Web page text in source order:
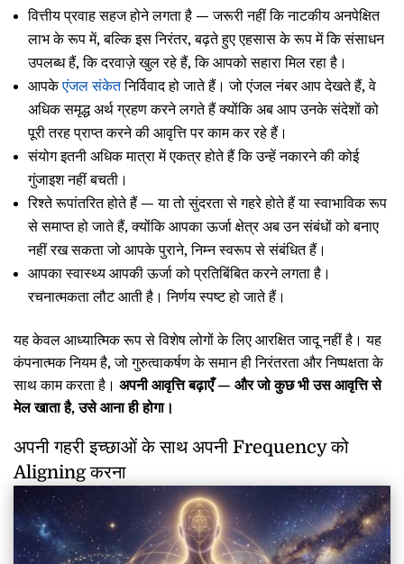
वित्तीय प्रवाह सहज होने लगता है — जरूरी नहीं कि नाटकीय अनपेक्षित
लाभ के रूप में, बल्कि इस निरंतर, बढ़ते हुए एहसास के रूप में कि संसाधन
उपलब्ध हैं, कि दरवाज़े खुल रहे हैं, कि आपको सहारा मिल रहा है।
आपकेएंजल संकेतनिर्विवाद हो जाते हैं। जो एंजल नंबर आप देखते हैं, वे
अधिक समृद्ध अर्थ ग्रहण करने लगते हैं क्योंकि अब आप उनके संदेशों को
पूरी तरह प्राप्त करने की आवृत्ति पर काम कर रहे हैं।
संयोग इतनी अधिक मात्रा में एकत्र होते हैं कि उन्हें नकारने की कोई
गुंजाइश नहीं बचती।
रिश्ते रूपांतरित होते हैं — या तो सुंदरता से गहरे होते हैं या स्वाभाविक रूप
से समाप्त हो जाते हैं, क्योंकि आपका ऊर्जा क्षेत्र अब उन संबंधों को बनाए
नहीं रख सकता जो आपके पुराने, निम्न स्वरूप से संबंधित हैं।
आपका स्वास्थ्य आपकी ऊर्जा को प्रतिबिंबित करने लगता है।
रचनात्मकता लौट आती है। निर्णय स्पष्ट हो जाते हैं।
यह केवल आध्यात्मिक रूप से विशेष लोगों के लिए आरक्षित जादू नहीं है। यह
कंपनात्मक नियम है, जो गुरुत्वाकर्षण के समान ही निरंतरता और निष्पक्षता के
साथ काम करता है। अपनी आवृत्ति बढ़ाएँ — और जो कुछ भी उस आवृत्ति से
मेल खाता है, उसे आना ही होगा।
अपनी गहरी इच्छाओं के साथ अपनी Frequency को
Aligning करना